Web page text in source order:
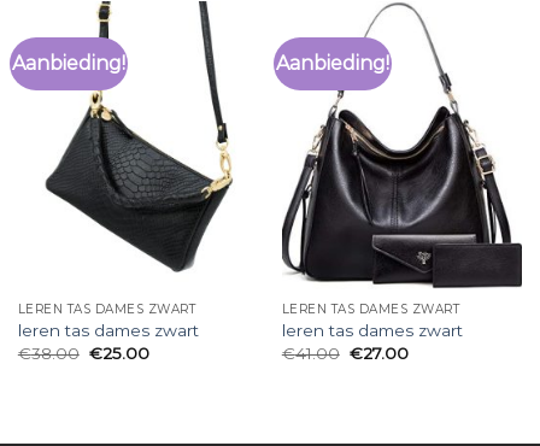
Aanbieding!
LEREN TAS DAMES ZWART
leren tas dames zwart
€38.00 €25.00
Aanbieding!
LEREN TAS DAMES ZWART
leren tas dames zwart
€41.00 €27.00